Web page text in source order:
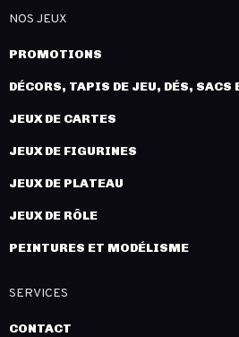
NOS JEUX
PROMOTIONS
DÉCORS, TAPIS DE JEU, DÉS, SACS
JEUX DE CARTES
JEUX DE FIGURINES
JEUX DE PLATEAU
JEUX DE RÔLE
PEINTURES ET MODÉLISME
SERVICES
CONTACT